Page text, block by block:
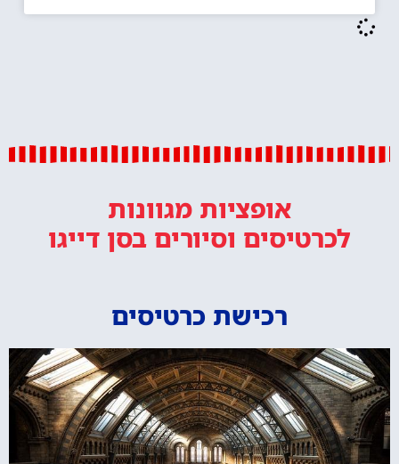
אופציות מגוונות
לכרטיסים וסיורים בסן דייגו
רכישת כרטיסים